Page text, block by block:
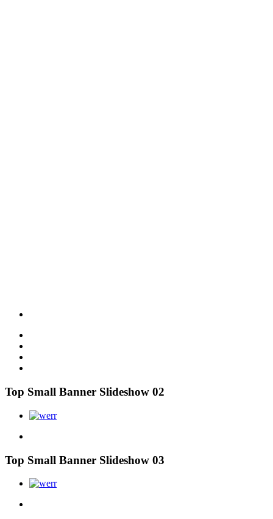
Top Small Banner Slideshow 02
Top Small Banner Slideshow 03